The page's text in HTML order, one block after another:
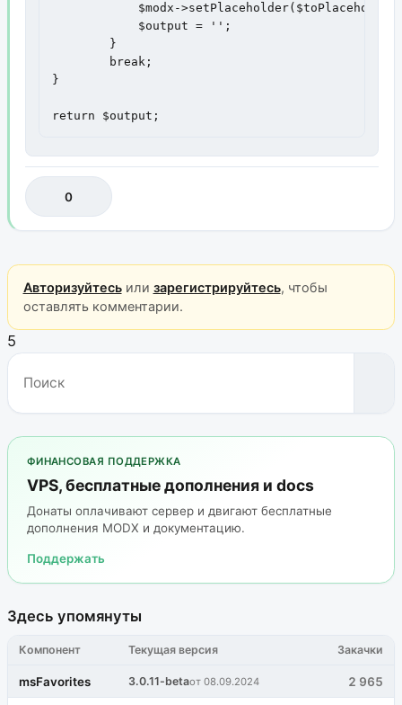
$modx-
            $output = '';
        }
        break;
}
return $output;
0
Авторизуйтесьили зарегистрируйтесь, чтобы
оставлять комментарии.
5
ФИНАНСОВАЯ ПОДДЕРЖКА
VPS, бесплатные дополнения и docs
Донаты оплачивают сервер и двигают бесплатные
дополнения MODX и документацию.
Поддержать
Здесь упомянуты
Компонент Текущая версия Закачки
msFavorites 3.0.11-betaот 08.09.2024 2 965